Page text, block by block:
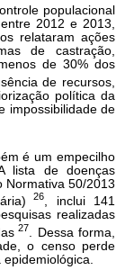
populacional
2012 e 2013,
relataram ações
de castração,
de 30% dos
de recursos,
política da
impossibilidade de
é um empecilho
lista de doenças
Normativa 50/2013
26, inclui 141
realizadas
27
. Dessa forma,
o censo perde